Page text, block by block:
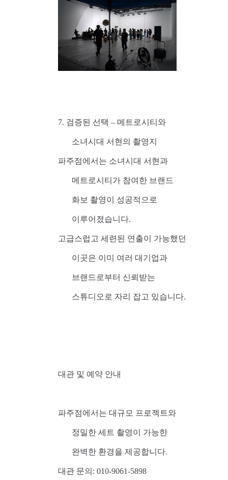
7. 검증된 선택 – 메트로시티와
소녀시대 서현의 촬영지
파주점에서는 소녀시대 서현과
메트로시티가 참여한 브랜드
화보 촬영이 성공적으로
이루어졌습니다.
고급스럽고 세련된 연출이 가능했던
이곳은 이미 여러 대기업과
브랜드로부터 신뢰받는
스튜디오로 자리 잡고 있습니다.
대관 및 예약 안내
파주점에서는 대규모 프로젝트와
정밀한 세트 촬영이 가능한
완벽한 환경을 제공합니다.
대관 문의: 010-9061-5898